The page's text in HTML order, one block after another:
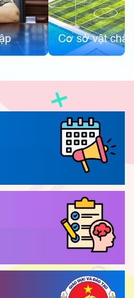
Lịch sử hình